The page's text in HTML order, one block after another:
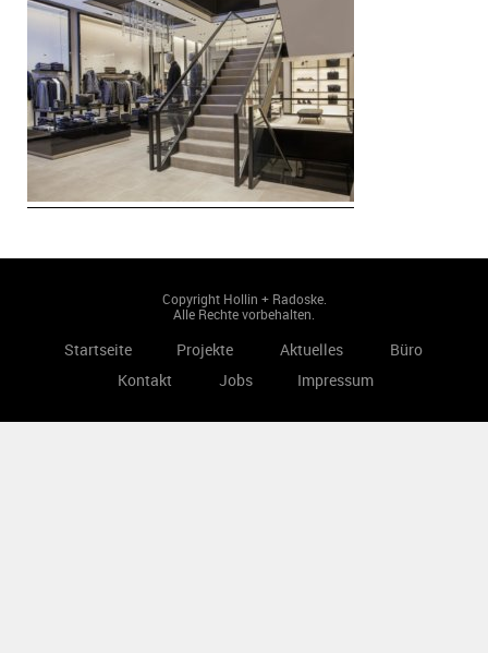
Copyright Hollin + Radoske.
Alle Rechte vorbehalten.
Startseite Projekte Aktuelles
Büro
Kontakt
Jobs Impressum